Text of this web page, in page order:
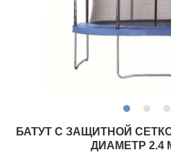
БАТУТ С ЗАЩИТНОЙ
ДИАМЕТР 2.4